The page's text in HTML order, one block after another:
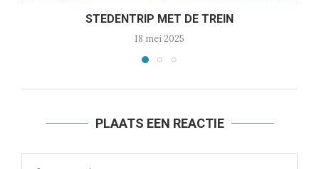
STEDENTRIP MET DE TREIN
18 mei 2025
PLAATS EEN REACTIE